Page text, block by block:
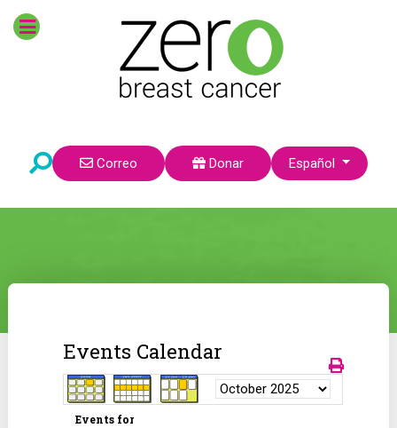
Correo Donar Seleccione su idioma
Español
Events Calendar
Events for